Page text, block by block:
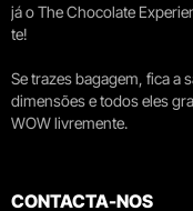
já o The Chocolate
te!
Se trazes bagagem, fica a
dimensões e todos eles
WOW livremente.
CONTACTA-NOS